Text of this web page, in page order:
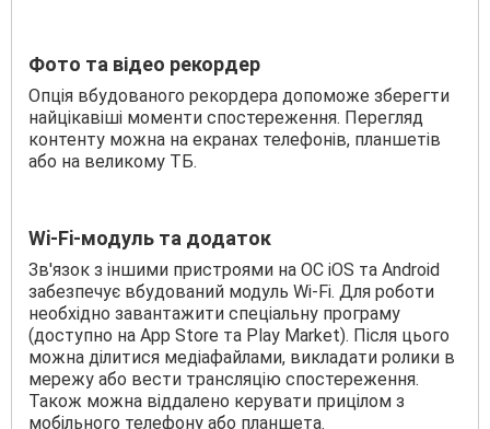
Фото та відео рекордер
Опція вбудованого рекордера допоможе зберегти
найцікавіші моменти спостереження. Перегляд
контенту можна на екранах телефонів, планшетів
або на великому ТБ.
Wi-Fi-модуль та додаток
Зв'язок з іншими пристроями на ОС iOS та Android
забезпечує вбудований модуль Wi-Fi. Для роботи
необхідно завантажити спеціальну програму
(доступно на App Store та Play Market). Після цього
можна ділитися медіафайлами, викладати ролики в
мережу або вести трансляцію спостереження.
Також можна віддалено керувати прицілом з
мобільного телефону або планшета.